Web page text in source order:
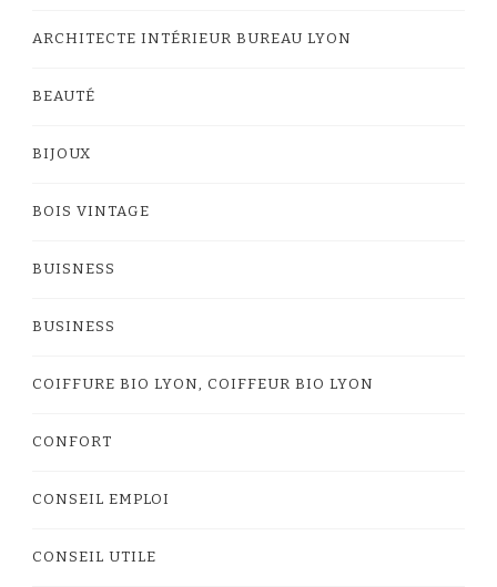
ARCHITECTE INTÉRIEUR BUREAU LYON
BEAUTÉ
BIJOUX
BOIS VINTAGE
BUISNESS
BUSINESS
COIFFURE BIO LYON, COIFFEUR BIO LYON
CONFORT
CONSEIL EMPLOI
CONSEIL UTILE